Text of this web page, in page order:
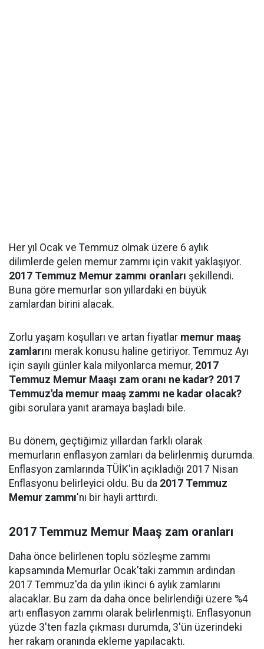
Her yıl Ocak ve Temmuz olmak üzere 6 aylık
dilimlerde gelen memur zammı için vakit yaklaşıyor.
2017 Temmuz Memur zammı oranları şekillendi.
Buna göre memurlar son yıllardaki en büyük
zamlardan birini alacak.
Zorlu yaşam koşulları ve artan fiyatlar memur maaş
zamlarını merak konusu haline getiriyor. Temmuz Ayı
için sayılı günler kala milyonlarca memur, 2017
Temmuz Memur Maaşı zam oranı ne kadar? 2017
Temmuz'da memur maaş zammı ne kadar olacak?
gibi sorulara yanıt aramaya başladı bile.
Bu dönem, geçtiğimiz yıllardan farklı olarak
memurların enflasyon zamları da belirlenmiş durumda.
Enflasyon zamlarında TÜİK'in açıkladığı 2017 Nisan
Enflasyonu belirleyici oldu. Bu da 2017 Temmuz
Memur zammı'nı bir hayli arttırdı.
2017 Temmuz Memur Maaş zam oranları
Daha önce belirlenen toplu sözleşme zammı
kapsamında Memurlar Ocak'taki zammın ardından
2017 Temmuz'da da yılın ikinci 6 aylık zamlarını
alacaklar. Bu zam da daha önce belirlendiği üzere %4
artı enflasyon zammı olarak belirlenmişti. Enflasyonun
yüzde 3'ten fazla çıkması durumda, 3'ün üzerindeki
her rakam oranında ekleme yapılacaktı.